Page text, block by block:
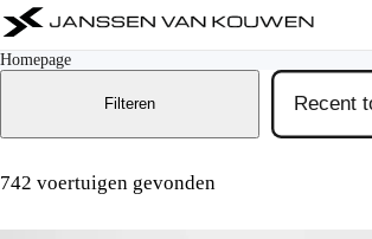
Homepage
742 voertuigen gevonden
Filteren